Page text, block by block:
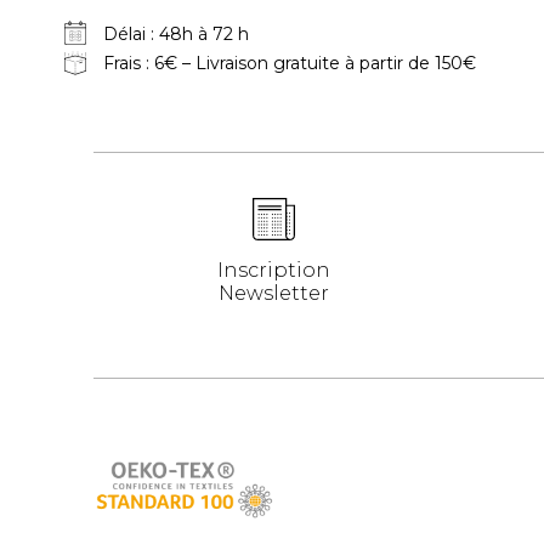
Délai : 48h à 72 h
Frais : 6€ – Livraison gratuite à partir de 150€
Inscription
Newsletter